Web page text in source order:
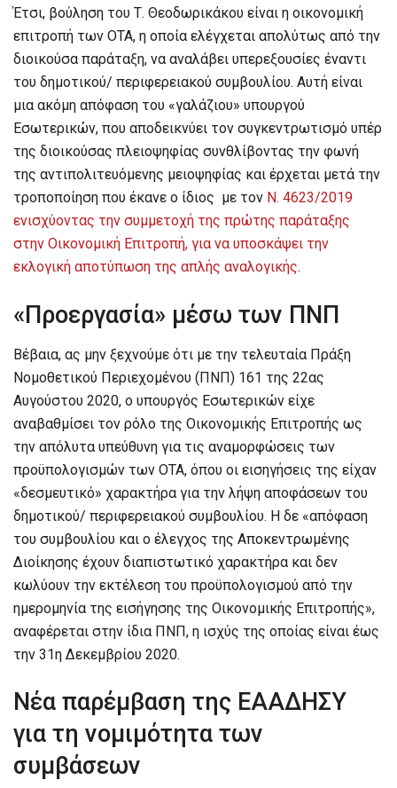
Έτσι, βούληση του Τ. Θεοδωρικάκου είναι η οικονομική
επιτροπή των ΟΤΑ, η οποία ελέγχεται απολύτως από την
διοικούσα παράταξη, να αναλάβει υπερεξουσίες έναντι
του δημοτικού/ περιφερειακού συμβουλίου. Αυτή είναι
μια ακόμη απόφαση του «γαλάζιου» υπουργού
Εσωτερικών, που αποδεικνύει τον συγκεντρωτισμό υπέρ
της διοικούσας πλειοψηφίας συνθλίβοντας την φωνή
της αντιπολιτευόμενης μειοψηφίας και έρχεται μετά την
τροποποίηση που έκανε ο ίδιος με τον Ν. 4623/2019
ενισχύοντας την συμμετοχή της πρώτης παράταξης
στην Οικονομική Επιτροπή, για να υποσκάψει την
εκλογική αποτύπωση της απλής αναλογικής.
«Προεργασία» μέσω των ΠΝΠ
Βέβαια, ας μην ξεχνούμε ότι με την τελευταία Πράξη
Νομοθετικού Περιεχομένου (ΠΝΠ) 161 της 22ας
Αυγούστου 2020, ο υπουργός Εσωτερικών είχε
αναβαθμίσει τον ρόλο της Οικονομικής Επιτροπής ως
την απόλυτα υπεύθυνη για τις αναμορφώσεις των
προϋπολογισμών των ΟΤΑ, όπου οι εισηγήσεις της είχαν
«δεσμευτικό» χαρακτήρα για την λήψη αποφάσεων του
δημοτικού/ περιφερειακού συμβουλίου. Η δε «απόφαση
του συμβουλίου και ο έλεγχος της Αποκεντρωμένης
Διοίκησης έχουν διαπιστωτικό χαρακτήρα και δεν
κωλύουν την εκτέλεση του προϋπολογισμού από την
ημερομηνία της εισήγησης της Οικονομικής Επιτροπής»,
αναφέρεται στην ίδια ΠΝΠ, η ισχύς της οποίας είναι έως
την 31η Δεκεμβρίου 2020.
Νέα παρέμβαση της ΕΑΑΔΗΣΥ
για τη νομιμότητα των
συμβάσεων